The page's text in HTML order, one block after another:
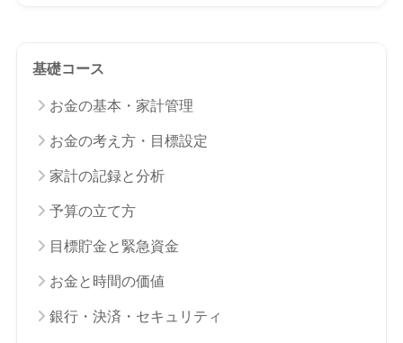
基礎コース
お金の基本・家計管理
お金の考え方・目標設定
家計の記録と分析
予算の立て方
目標貯金と緊急資金
お金と時間の価値
銀行・決済・セキュリティ